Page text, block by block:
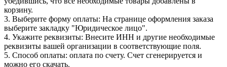
корзину.
3. Выберите форму оплаты: На странице оформления заказа
выберите закладку "Юридическое лицо".
4. Укажите реквизиты: Внесите ИНН и другие необходимые
реквизиты вашей организации в соответствующие поля.
5. Способ оплаты: оплата по счету. Счет сгенерируется и
можно его скачать.